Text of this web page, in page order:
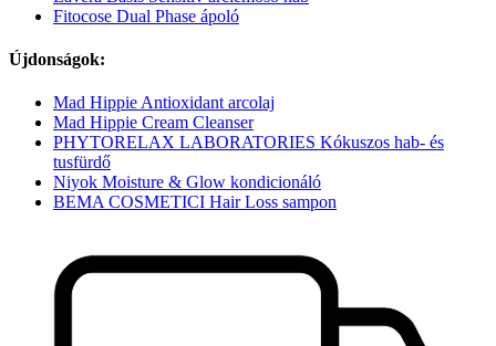
Fitocose Dual Phase ápoló
Újdonságok:
Mad Hippie Antioxidant arcolaj
Mad Hippie Cream Cleanser
PHYTORELAX LABORATORIES Kókuszos hab- és
tusfürdő
Niyok Moisture & Glow kondicionáló
BEMA COSMETICI Hair Loss sampon